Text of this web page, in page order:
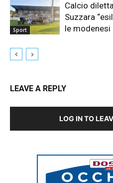
Sport
Calcio
Suzzara
le modenesi
LEAVE A REPLY
LOG IN TO